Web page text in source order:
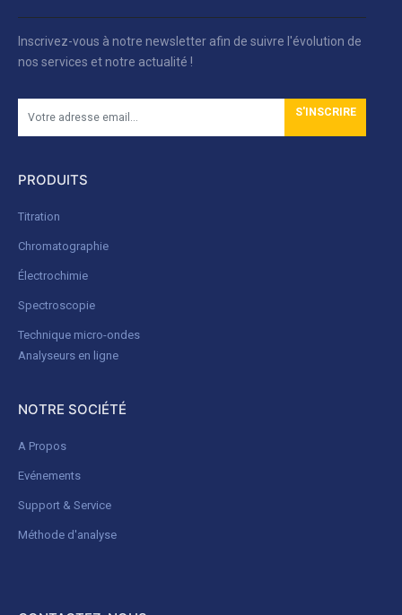
Inscrivez-vous à notre newsletter afin de suivre l'évolution de
nos services et notre actualité !
S'INSCRIRE
PRODUITS
Titration
Chromatographie
Électrochimie
Spectroscopie
Technique micro-ondes
Analyseurs en ligne
NOTRE SOCIÉTÉ
A Propos
Evénements
Support & Service
Méthode d'analyse